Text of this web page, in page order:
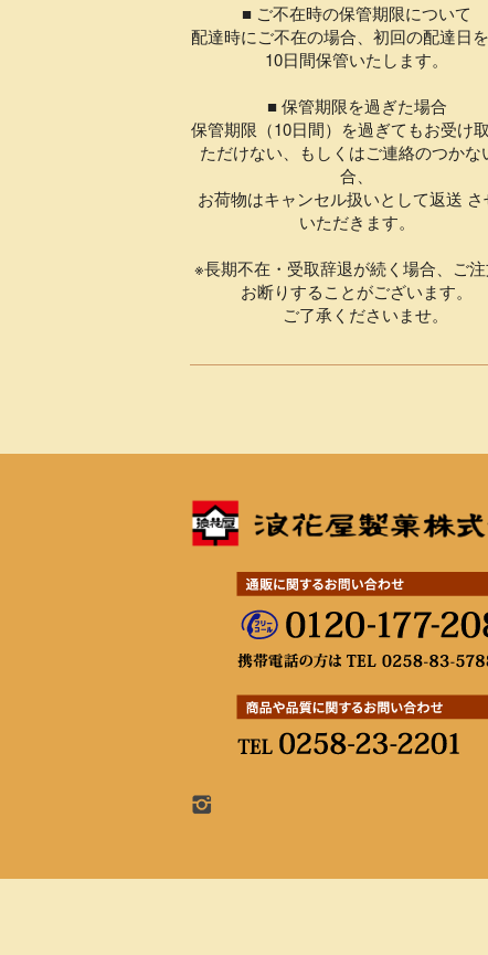
■ ご不在時の保管期限について
配達時にご不在の場合、初回の配達日
10日間保管いたします。
■ 保管期限を過ぎた場合
保管期限（10日間）を過ぎてもお受け
ただけない、もしくはご連絡のつかな
合、
お荷物はキャンセル扱いとして返送 さ
いただきます。
※長期不在・受取辞退が続く場合、ご
お断りすることがございます。
ご了承くださいませ。